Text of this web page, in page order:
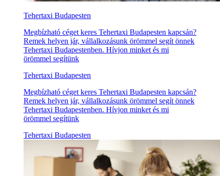
Tehertaxi Budapesten
Megbízható céget keres Tehertaxi Budapesten kapcsán?
Remek helyen jár, vállalkozásunk örömmel segít önnek
Tehertaxi Budapestenben. Hívjon minket és mi
örömmel segítünk
Tehertaxi Budapesten
Megbízható céget keres Tehertaxi Budapesten kapcsán?
Remek helyen jár, vállalkozásunk örömmel segít önnek
Tehertaxi Budapestenben. Hívjon minket és mi
örömmel segítünk
Tehertaxi Budapesten